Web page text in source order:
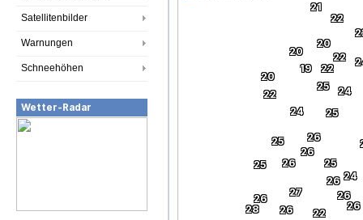
Satellitenbilder
Warnungen
Schneehöhen
Wetter-Radar
25
26
25
25 24
22
26
28
22
22
26
24
20
22
22
19
25
26
21
26
24
26
20
25
20
26
26
27